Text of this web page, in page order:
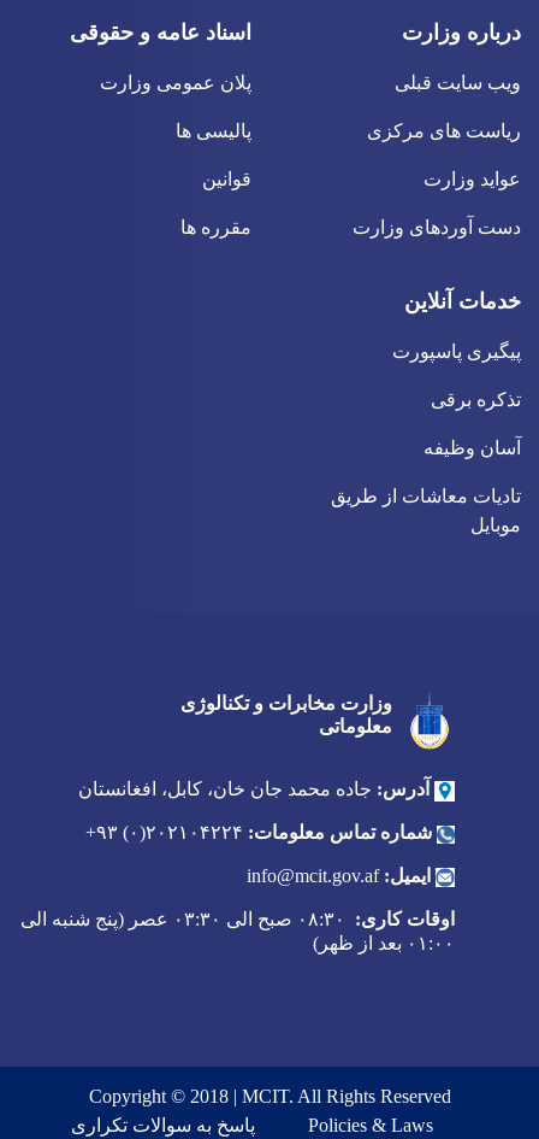
درباره وزارت
ویب سایت قبلی
ریاست های مرکزی
عواید وزارت
دست آوردهای وزارت
اسناد عامه و حقوقی
پلان عمومی وزارت
پالیسی ها
قوانین
مقرره ها
خدمات آنلاین
پیگیری پاسپورت
تذکره برقی
آسان وظیفه
تادیات معاشات از طریق
موبایل
وزارت مخابرات و تکنالوژی
معلوماتی
آدرس: جاده محمد جان خان، کابل، افغانستان
شماره تماس معلومات:
ایمیل:info@mcit.gov.af
اوقات کاری:
۰۸:۳۰ صبح الی ۰۳:۳۰ عصر (پنج شنبه الی
۰۱:۰۰ بعد از ظهر)
Copyright © 2018 | MCIT. All Rights Reserved
Footer menu
Policies & Laws پاسخ به سوالات تکراری